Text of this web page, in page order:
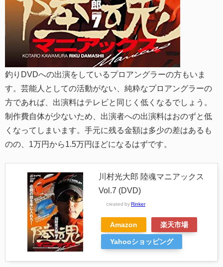
釣りDVDへの出演をしているプロアングラーの方もいま
す。芸能人としての活動がない、純粋なプロアングラーの
方であれば、出演料はテレビと同じく低くなるでしょう。
制作費自体が少ないため、出演者への出演料はおのずと低
くなってしまいます。手元に残る金額は多少の差はあるも
のの、1万円から1.5万円ほどになるはずです。
川村光大郎 陸魂マニアックス
Vol.7 (DVD)
created by Rinker
Amazon 楽天市場
Yahooショッピング